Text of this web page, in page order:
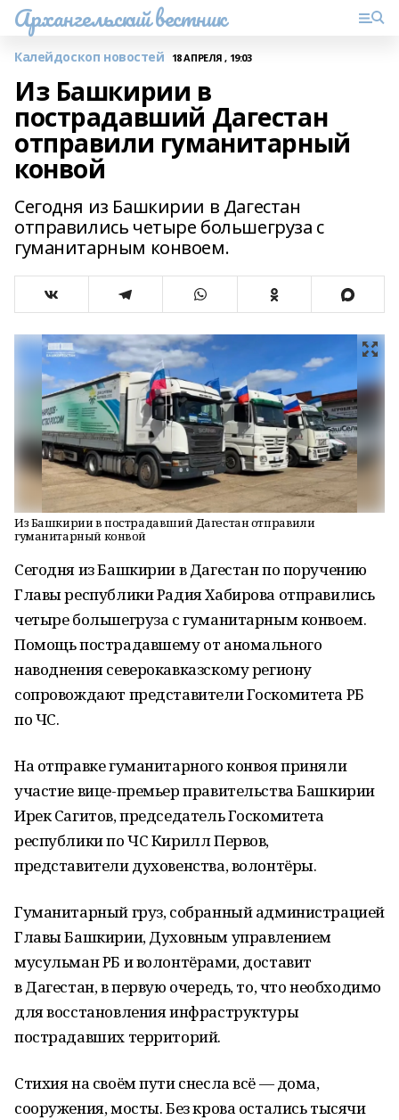
Архангельский вестник
Калейдоскоп новостей 18 АПРЕЛЯ , 19:03
Из Башкирии в
пострадавший Дагестан
отправили гуманитарный
конвой
Сегодня из Башкирии в Дагестан
отправились четыре большегруза с
гуманитарным конвоем.
Из Башкирии в пострадавший Дагестан отправили
гуманитарный конвой
Сегодня из Башкирии в Дагестан по поручению
Главы республики Радия Хабирова отправились
четыре большегруза с гуманитарным конвоем.
Помощь пострадавшему от аномального
наводнения северокавказскому региону
сопровождают представители Госкомитета РБ
по ЧС.
На отправке гуманитарного конвоя приняли
участие вице-премьер правительства Башкирии
Ирек Сагитов, председатель Госкомитета
республики по ЧС Кирилл Первов,
представители духовенства, волонтёры.
Гуманитарный груз, собранный администрацией
Главы Башкирии, Духовным управлением
мусульман РБ и волонтёрами, доставит
в Дагестан, в первую очередь, то, что необходимо
для восстановления инфраструктуры
пострадавших территорий.
Стихия на своём пути снесла всё — дома,
сооружения, мосты. Без крова остались тысячи